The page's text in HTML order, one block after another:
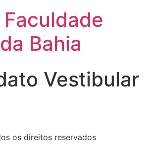
Faculdade
Bahia
Vestibular
os direitos reservados